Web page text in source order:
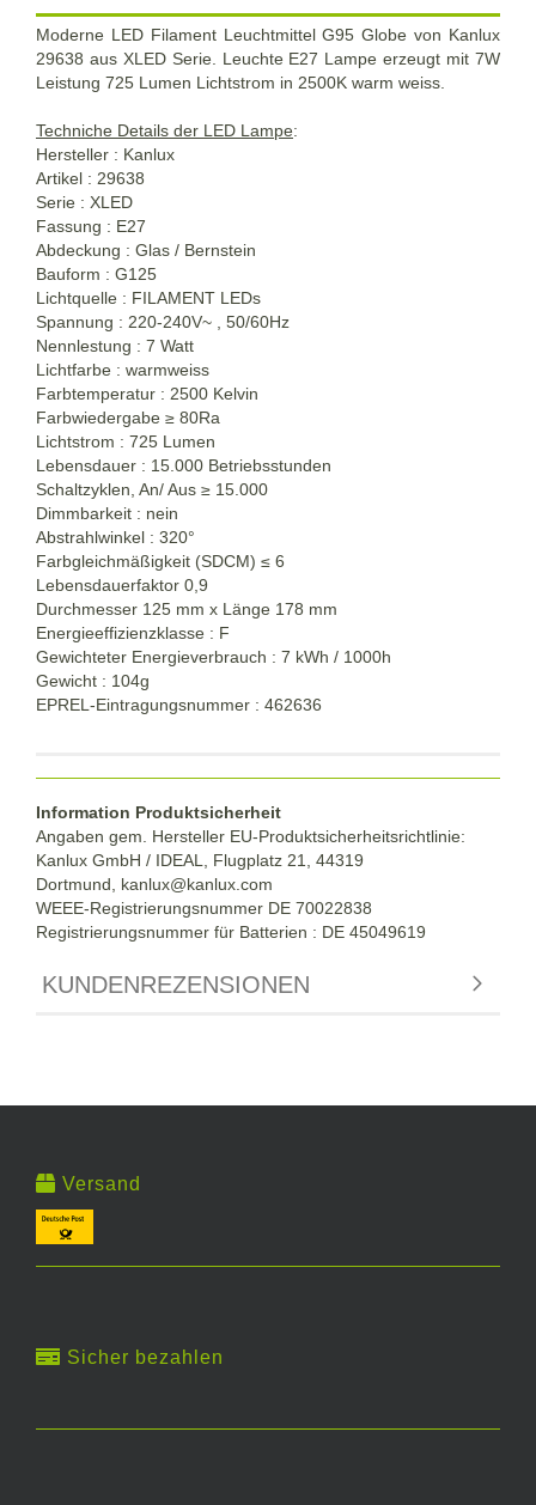
Moderne LED Filament Leuchtmittel G95 Globe von Kanlux
29638 aus XLED Serie. Leuchte E27 Lampe erzeugt mit 7W
Leistung 725 Lumen Lichtstrom in 2500K warm weiss.
Techniche Details der LED Lampe:
Hersteller : Kanlux
Artikel : 29638
Serie : XLED
Fassung : E27
Abdeckung : Glas / Bernstein
Bauform : G125
Lichtquelle : FILAMENT LEDs
Spannung : 220-240V~ , 50/60Hz
Nennlestung : 7 Watt
Lichtfarbe : warmweiss
Farbtemperatur : 2500 Kelvin
Farbwiedergabe ≥ 80Ra
Lichtstrom : 725 Lumen
Lebensdauer : 15.000 Betriebsstunden
Schaltzyklen, An/ Aus ≥ 15.000
Dimmbarkeit : nein
Abstrahlwinkel : 320°
Farbgleichmäßigkeit (SDCM) ≤ 6
Lebensdauerfaktor 0,9
Durchmesser 125 mm x Länge 178 mm
Energieeffizienzklasse : F
Gewichteter Energieverbrauch : 7 kWh / 1000h
Gewicht : 104g
EPREL-Eintragungsnummer : 462636
Information Produktsicherheit
Angaben gem. Hersteller EU-Produktsicherheitsrichtlinie:
Kanlux GmbH / IDEAL, Flugplatz 21, 44319
Dortmund, kanlux@kanlux.com
WEEE-Registrierungsnummer DE 70022838
Registrierungsnummer für Batterien : DE 45049619
KUNDENREZENSIONEN
Versand
Sicher bezahlen